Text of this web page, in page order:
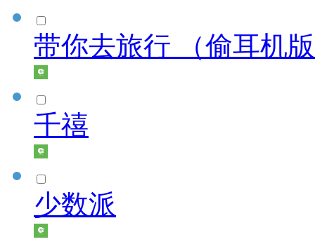
带你去旅行 （偷耳机
千禧
少数派